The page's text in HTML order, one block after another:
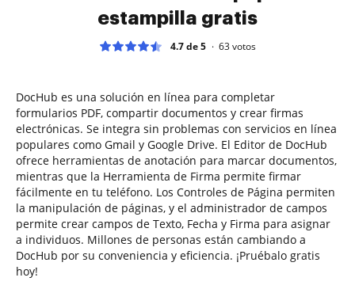
estampilla gratis
4.7 de 5 63votos
DocHub es una solución en línea para completar
formularios PDF, compartir documentos y crear firmas
electrónicas. Se integra sin problemas con servicios en línea
populares como Gmail y Google Drive. El Editor de DocHub
ofrece herramientas de anotación para marcar documentos,
mientras que la Herramienta de Firma permite firmar
fácilmente en tu teléfono. Los Controles de Página permiten
la manipulación de páginas, y el administrador de campos
permite crear campos de Texto, Fecha y Firma para asignar
a individuos. Millones de personas están cambiando a
DocHub por su conveniencia y eficiencia. ¡Pruébalo gratis
hoy!